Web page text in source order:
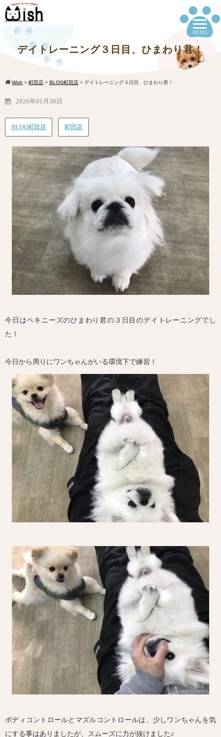
デイトレーニング３日目、ひまわり君！
Wish > 町田店 > BLOG町田店 > デイトレーニング３日目、ひまわり君！
2026年01月30日
BLOG町田店 町田店
今日はペキニーズのひまわり君の３日目のデイトレーニングでし
た！
今日から周りにワンちゃんがいる環境下で練習！
ボディコントロールとマズルコントロールは、少しワンちゃんを気
にする事はありましたが、スムーズに力が抜けました♪